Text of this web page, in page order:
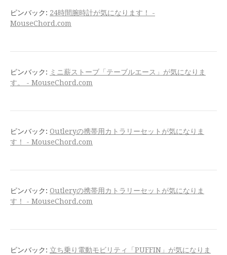
ピンバック: 24時間腕時計が気になります！ -
MouseChord.com
ピンバック: ミニ薪ストーブ「テーブルエース」が気になりま
す。 - MouseChord.com
ピンバック: Outleryの携帯用カトラリーセットが気になりま
す！ - MouseChord.com
ピンバック: Outleryの携帯用カトラリーセットが気になりま
す！ - MouseChord.com
ピンバック: 立ち乗り電動モビリティ「PUFFIN」が気になりま